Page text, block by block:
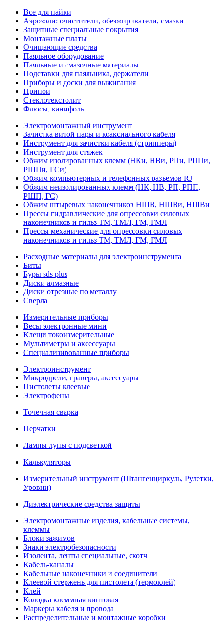
Все для пайки
Аэрозоли: очистители, обезжириватели, смазки
Защитные специальные покрытия
Монтажные платы
Очищающие средства
Паяльное оборудование
Паяльные и смазочные материалы
Подставки для паяльника, держатели
Приборы и доски для выжигания
Припой
Стеклотекстолит
Флюсы, канифоль
Электромонтажный инструмент
Зачистка витой пары и коаксиального кабеля
Инструмент для зачистки кабеля (стрипперы)
Инструмент для стяжек
Обжим изолированных клемм (НКи, НВи, РПи, РППи,
РШПи, ГСи)
Обжим компьютерных и телефонных разъемов RJ
Обжим неизолированных клемм (НК, НВ, РП, РПП,
РШП, ГС)
Обжим штыревых наконечников НШВ, НШВи, НШВи
Прессы гидравлические для опрессовки силовых
наконечников и гильз ТМ, ТМЛ, ГМ, ГМЛ
Прессы механические для опрессовки силовых
наконечников и гильз ТМ, ТМЛ, ГМ, ГМЛ
Расходные материалы для электроинструмента
Биты
Буры sds plus
Диски алмазные
Диски отрезные по металлу
Сверла
Измерительные приборы
Весы электронные мини
Клещи токоизмерительные
Мультиметры и аксессуары
Специализированные приборы
Электроинструмент
Микродрели, граверы, аксессуары
Пистолеты клеевые
Электрофены
Точечная сварка
Перчатки
Лампы лупы с подсветкой
Калькуляторы
Измерительный инструмент (Штангенциркуль, Рулетки,
Уровни)
Диэлектрические средства защиты
Электромонтажные изделия, кабельные системы,
клеммы
Блоки зажимов
Знаки электробезопасности
Изолента, ленты специальные, скотч
Кабель-каналы
Кабельные наконечники и соединители
Клеевой стержень для пистолета (термоклей)
Клей
Колодка клеммная винтовая
Маркеры кабеля и провода
Распределительные и монтажные коробки